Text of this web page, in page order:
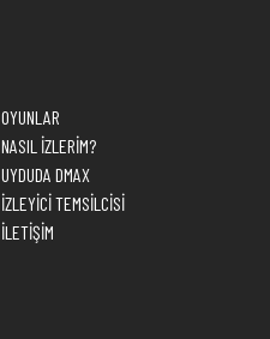
OYUNLAR
NASIL İZLERİM?
UYDUDA DMAX
İZLEYİCİ TEMSİLCİSİ
İLETİŞİM